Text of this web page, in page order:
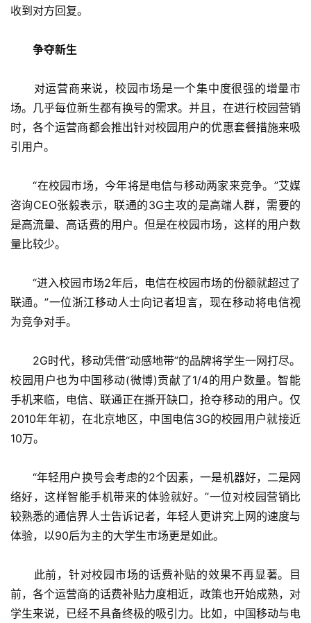
收到对方回复。
争夺新生
对运营商来说，校园市场是一个集中度很强的增量市
场。几乎每位新生都有换号的需求。并且，在进行校园营销
时，各个运营商都会推出针对校园用户的优惠套餐措施来吸
引用户。
“在校园市场，今年将是电信与移动两家来竞争。”艾媒
咨询CEO张毅表示，联通的3G主攻的是高端人群，需要的
是高流量、高话费的用户。但是在校园市场，这样的用户数
量比较少。
“进入校园市场2年后，电信在校园市场的份额就超过了
联通。”一位浙江移动人士向记者坦言，现在移动将电信视
为竞争对手。
2G时代，移动凭借“动感地带”的品牌将学生一网打尽。
校园用户也为中国移动(微博)贡献了1/4的用户数量。智能
手机来临，电信、联通正在撕开缺口，抢夺移动的用户。仅
2010年年初，在北京地区，中国电信3G的校园用户就接近
10万。
“年轻用户换号会考虑的2个因素，一是机器好，二是网
络好，这样智能手机带来的体验就好。”一位对校园营销比
较熟悉的通信界人士告诉记者，年轻人更讲究上网的速度与
体验，以90后为主的大学生市场更是如此。
此前，针对校园市场的话费补贴的效果不再显著。目
前，各个运营商的话费补贴力度相近，政策也开始成熟，对
学生来说，已经不具备终极的吸引力。比如，中国移动与电